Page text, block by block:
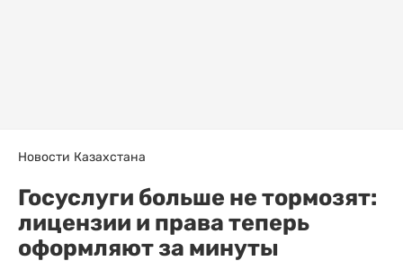
Новости Казахстана
Госуслуги больше не тормозят:
лицензии и права теперь
оформляют за минуты